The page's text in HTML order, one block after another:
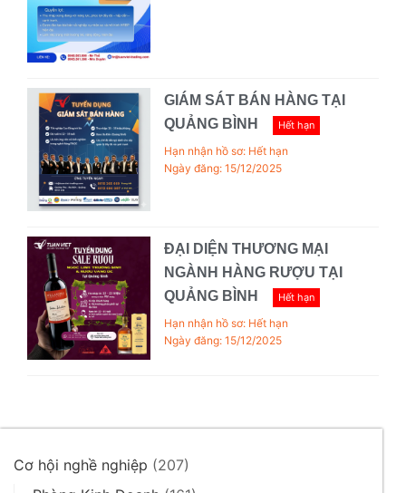
GIÁM SÁT BÁN HÀNG TẠI
QUẢNG BÌNH
Hết hạn
Hạn nhận hồ sơ: Hết hạn
Ngày đăng: 15/12/2025
ĐẠI DIỆN THƯƠNG MẠI
NGÀNH HÀNG RƯỢU TẠI
QUẢNG BÌNH
Hết hạn
Hạn nhận hồ sơ: Hết hạn
Ngày đăng: 15/12/2025
Cơ hội nghề nghiệp (207)